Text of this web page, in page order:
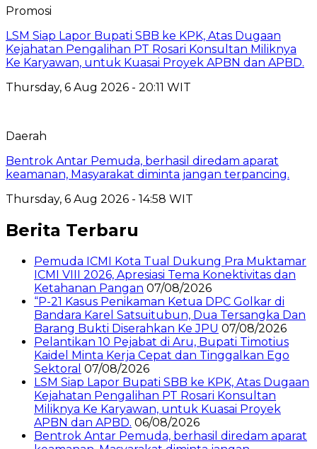
Promosi
LSM Siap Lapor Bupati SBB ke KPK, Atas Dugaan
Kejahatan Pengalihan PT Rosari Konsultan Miliknya
Ke Karyawan, untuk Kuasai Proyek APBN dan APBD.
Thursday, 6 Aug 2026 - 20:11 WIT
Daerah
Bentrok Antar Pemuda, berhasil diredam aparat
keamanan, Masyarakat diminta jangan terpancing.
Thursday, 6 Aug 2026 - 14:58 WIT
Berita Terbaru
Pemuda ICMI Kota Tual Dukung Pra Muktamar
ICMI VIII 2026, Apresiasi Tema Konektivitas dan
Ketahanan Pangan 07/08/2026
“P-21 Kasus Penikaman Ketua DPC Golkar di
Bandara Karel Satsuitubun, Dua Tersangka Dan
Barang Bukti Diserahkan Ke JPU 07/08/2026
Pelantikan 10 Pejabat di Aru, Bupati Timotius
Kaidel Minta Kerja Cepat dan Tinggalkan Ego
Sektoral 07/08/2026
LSM Siap Lapor Bupati SBB ke KPK, Atas Dugaan
Kejahatan Pengalihan PT Rosari Konsultan
Miliknya Ke Karyawan, untuk Kuasai Proyek
APBN dan APBD. 06/08/2026
Bentrok Antar Pemuda, berhasil diredam aparat